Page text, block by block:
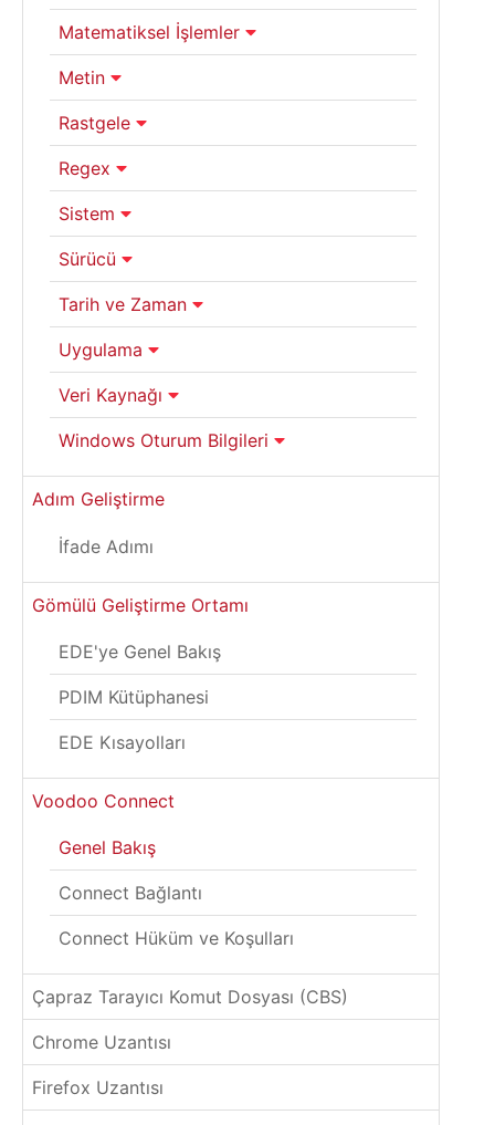
Matematiksel İşlemler
Metin
Rastgele
Regex
Sistem
Sürücü
Tarih ve Zaman
Uygulama
Veri Kaynağı
Windows Oturum Bilgileri
Adım Geliştirme
İfade Adımı
Gömülü Geliştirme Ortamı
EDE'ye Genel Bakış
PDIM Kütüphanesi
EDE Kısayolları
Voodoo Connect
Genel Bakış
Connect Bağlantı
Connect Hüküm ve Koşulları
Çapraz Tarayıcı Komut Dosyası (CBS)
Chrome Uzantısı
Firefox Uzantısı